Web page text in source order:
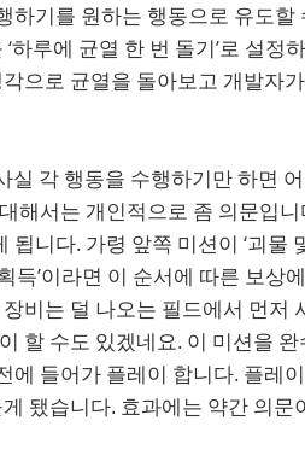
기를 원하는 행동으로 유도할
루에 균열 한 번 돌기’로 설정
으로 균열을 돌아보고 개발자
각 행동을 수행하기만 하면
해서는 개인적으로 좀 의문입
니다. 가령 앞쪽 미션이 ‘괴물
득’이라면 이 순서에 따른 보상
비는 덜 나오는 필드에서 먼저
할 수도 있겠네요. 이 미션을
들어가 플레이 합니다. 플레
됐습니다. 효과에는 약간 의문